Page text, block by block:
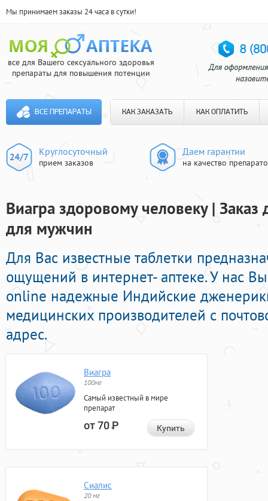
Мы принимаем заказы 24 часа в сутки!
все для Вашего сексуального здоровья
препараты для повышения потенции
ВСЕ ПРЕПАРАТЫ КАК ЗАКАЗАТЬ КАК ОПЛАТИТЬ
Круглосуточный
прием заказов
Даем гарантии
на качество
Виагра здоровому человеку |
для мужчин
Для Вас известные таблетки
ощущений в интернет- аптеке. У нас
online надежные Индийские
медицинских производителей с
адрес.
Виагра
100мг
Самый известный в мире
препарат
от 70Р Купить
Сиалис
20 мг